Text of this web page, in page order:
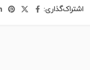
اشتراک‌گذاری: